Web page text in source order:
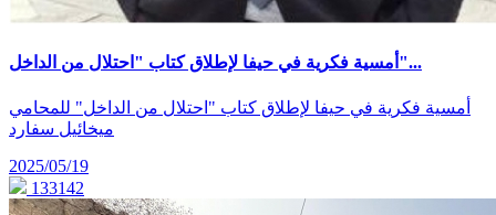
أمسية فكرية في حيفا لإطلاق كتاب "احتلال من الداخل"...
أمسية فكرية في حيفا لإطلاق كتاب "احتلال من الداخل" للمحامي
ميخائيل سفارد
2025/05/19
133142